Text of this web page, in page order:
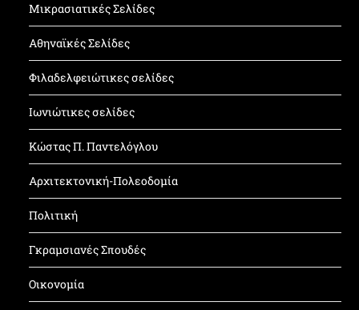
Μικρασιατικές Σελίδες
Αθηναϊκές Σελίδες
Φιλαδελφειώτικες σελίδες
Ιωνιώτικες σελίδες
Κώστας Π. Παντελόγλου
Αρχιτεκτονική-Πολεοδομία
Πολιτική
Γκραμσιανές Σπουδές
Οικονομία